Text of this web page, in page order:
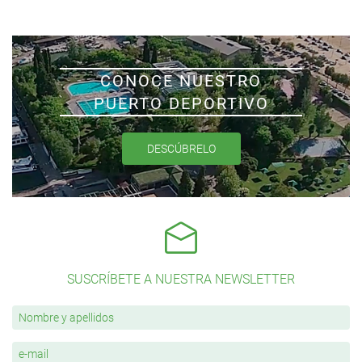
CONOCE NUESTRO
PUERTO DEPORTIVO
DESCÚBRELO
SUSCRÍBETE A NUESTRA NEWSLETTER